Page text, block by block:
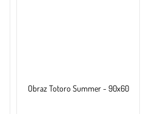
Obraz Totoro Summer - 90x60